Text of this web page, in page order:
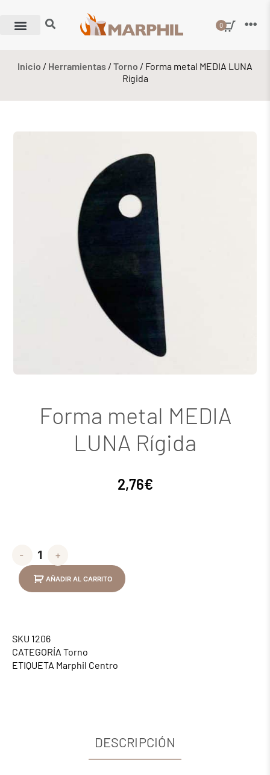
0
Inicio / Herramientas / Torno / Forma metal MEDIA LUNA
Rígida
Forma metal MEDIA
LUNA Rígida
2,76€
- +
AÑADIR AL CARRITO
SKU 1206
CATEGORÍA Torno
ETIQUETA Marphil Centro
DESCRIPCIÓN